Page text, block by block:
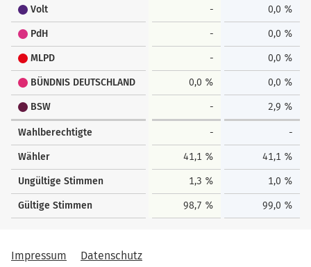
Volt - 0,0 %
PdH - 0,0 %
MLPD - 0,0 %
BÜNDNIS DEUTSCHLAND 0,0 % 0,0 %
BSW - 2,9 %
Wahlberechtigte - -
Wähler 41,1 % 41,1 %
Ungültige Stimmen 1,3 % 1,0 %
Gültige Stimmen 98,7 % 99,0 %
Impressum Datenschutz